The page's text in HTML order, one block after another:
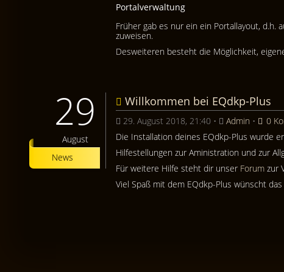
Portalverwaltung
Früher gab es nur ein ein Portallayout, d.h.
zuweisen.
Desweiteren besteht die Möglichkeit,
29
August
News
Willkommen bei EQdkp-Plus
29. August 2018, 21:40 • Admin •
0
Die Installation deines EQdkp-Plus wurde
Hilfestellungen zur Aministration und zur
Für weitere Hilfe steht dir unser Forum zur
Viel Spaß mit dem EQdkp-Plus wünscht